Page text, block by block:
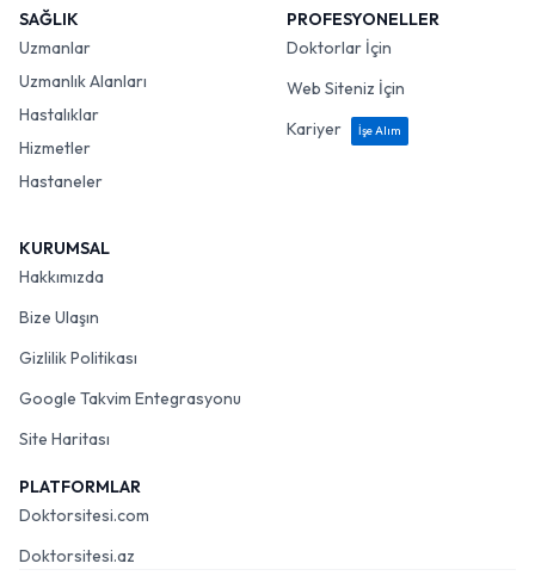
SAĞLIK
Uzmanlar
Uzmanlık Alanları
Hastalıklar
Hizmetler
Hastaneler
PROFESYONELLER
Doktorlar İçin
Web Siteniz İçin
Kariyer
İşe Alım
KURUMSAL
Hakkımızda
Bize Ulaşın
Gizlilik Politikası
Google Takvim Entegrasyonu
Site Haritası
PLATFORMLAR
Doktorsitesi.com
Doktorsitesi.az